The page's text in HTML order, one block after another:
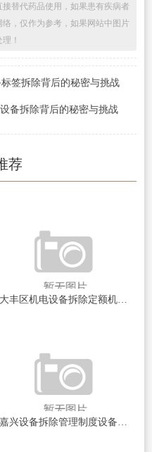
替代药品使用，如果患有疾病者
，仅作为参考，如果网站中图片
！
标签拆除背后的秘密与挑战
备拆除背后的秘密与挑战
荐
大丰区机电设备拆除定额机电设备拆除的成本与效率探讨